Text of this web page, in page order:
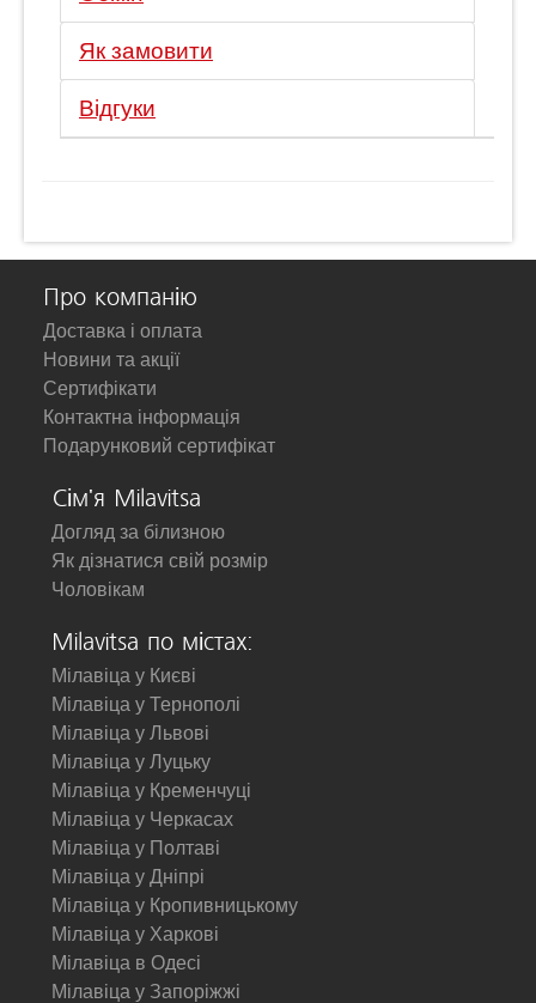
Як замовити
Відгуки
Про компанію
Доставка і оплата
Новини та акції
Сертифікати
Контактна інформація
Подарунковий сертифікат
Сім'я Milavitsa
Догляд за білизною
Як дізнатися свій розмір
Чоловікам
Milavitsa по містах:
Мілавіца у Києві
Мілавіца у Тернополі
Мілавіца у Львові
Мілавіца у Луцьку
Мілавіца у Кременчуці
Мілавіца у Черкасах
Мілавіца у Полтаві
Мілавіца у Дніпрі
Мілавіца у Кропивницькому
Мілавіца у Харкові
Мілавіца в Одесі
Мілавіца у Запоріжжі